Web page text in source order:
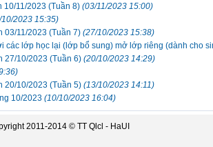
10/11/2023 (Tuần 8) (03/11/2023 15:00)
2023 15:35)
03/11/2023 (Tuần 7) (27/10/2023 15:38)
lớp học lại (lớp bổ sung) mở lớp riêng (dành cho
27/10/2023 (Tuần 6) (20/10/2023 14:29)
20/10/2023 (Tuần 5) (13/10/2023 14:11)
10/2023 (10/10/2023 16:04)
2011-2014 © TT Qlcl - HaUI